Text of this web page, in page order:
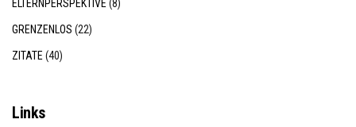
ELTERNPERSPEKTIVE(8)
GRENZENLOS (22)
ZITATE(40)
Links